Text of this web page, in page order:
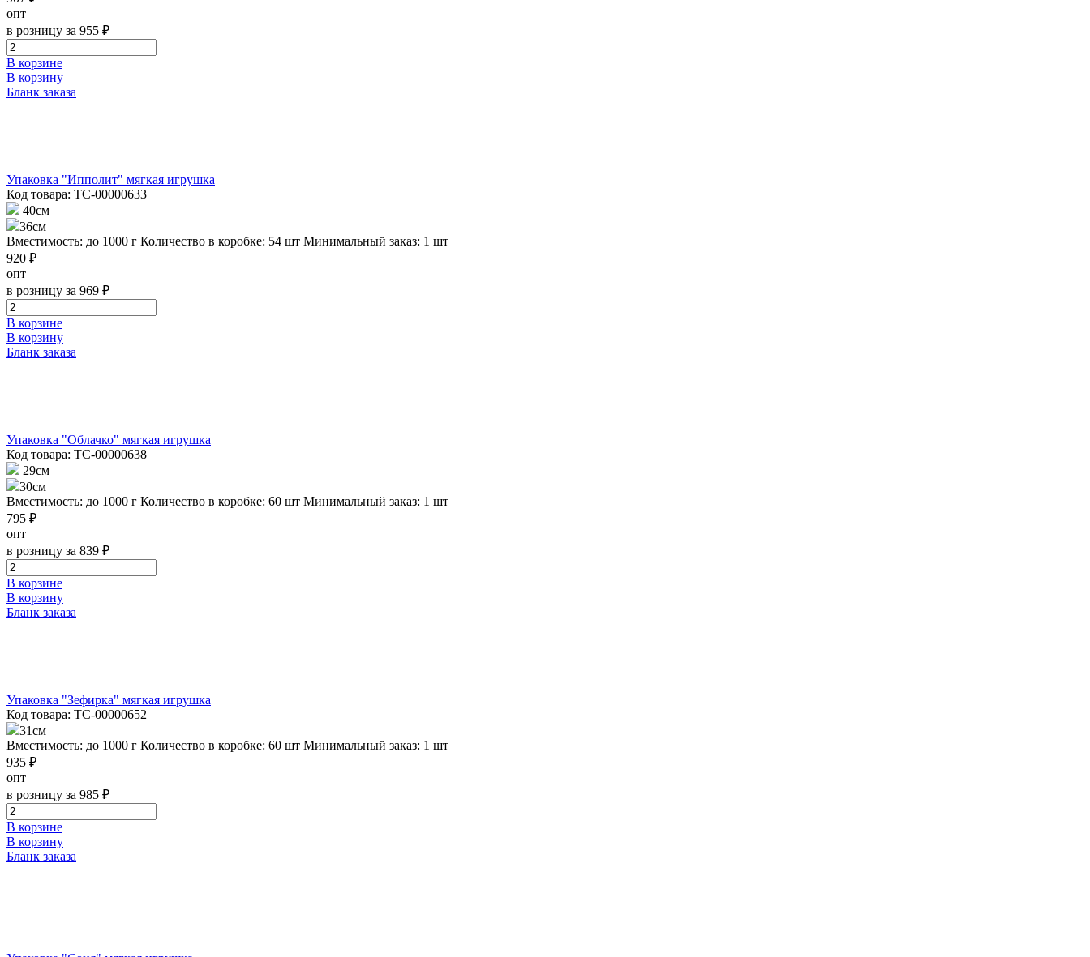
опт
в розницу за 955 ₽
В корзине
В корзину
Бланк заказа
Упаковка "Ипполит" мягкая игрушка
Код товара: ТС-00000633
40см
36см
Вместимость: до 1000 г Количество в коробке: 54 шт Минимальный заказ: 1 шт
920 ₽
опт
в розницу за 969 ₽
В корзине
В корзину
Бланк заказа
Упаковка "Облачко" мягкая игрушка
Код товара: ТС-00000638
29см
30см
Вместимость: до 1000 г Количество в коробке: 60 шт Минимальный заказ: 1 шт
795 ₽
опт
в розницу за 839 ₽
В корзине
В корзину
Бланк заказа
Упаковка "Зефирка" мягкая игрушка
Код товара: ТС-00000652
31см
Вместимость: до 1000 г Количество в коробке: 60 шт Минимальный заказ: 1 шт
935 ₽
опт
в розницу за 985 ₽
В корзине
В корзину
Бланк заказа